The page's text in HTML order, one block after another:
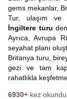
gems mekanlar,
Tur, ulaşım ve
İngiltere turu
Ayrıca, Avrupa
seyahat planı
Britanya turu,
gezi ve tam
rahatlıkla
6930+ kez okundu.